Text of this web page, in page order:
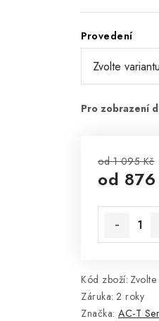
Provedení
od 1 095 Kč
od
Kód zboží:
Záruka: 2 roky
Značka: AC-T